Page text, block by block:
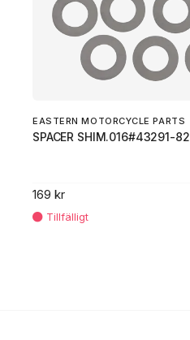
EASTERN MOTORCYCLE PARTS
SPACER SHIM.016#43291-82
169 kr